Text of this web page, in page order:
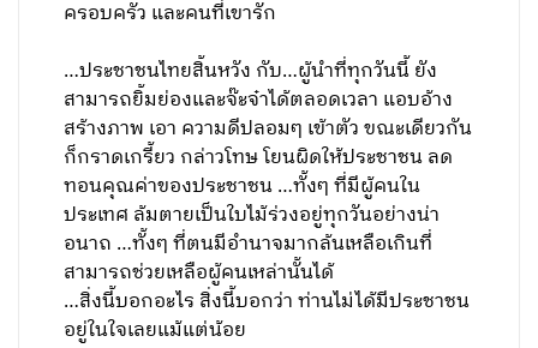
ครอบครัว และคนที่เขารัก
…ประชาชนไทยสิ้นหวัง กับ…ผู้นำที่ทุกวันนี้ ยัง
สามารถยิ้มย่องและจ๊ะจ๋าได้ตลอดเวลา แอบอ้าง
สร้างภาพ เอา ความดีปลอมๆ เข้าตัว ขณะเดียวกัน
ก็กราดเกรี้ยว กล่าวโทษ โยนผิดให้ประชาชน ลด
ทอนคุณค่าของประชาชน …ทั้งๆ ที่มีผู้คนใน
ประเทศ ล้มตายเป็นใบไม้ร่วงอยู่ทุกวันอย่างน่า
อนาถ …ทั้งๆ ที่ตนมีอำนาจมากล้นเหลือเกินที่
สามารถช่วยเหลือผู้คนเหล่านั้นได้
…สิ่งนี้บอกอะไร สิ่งนี้บอกว่า ท่านไม่ได้มีประชาชน
อยู่ในใจเลยแม้แต่น้อย